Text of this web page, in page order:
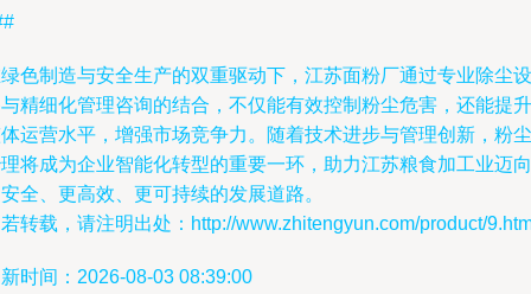
色制造与安全生产的双重驱动下，江苏面粉厂通过专业除尘设
精细化管理咨询的结合，不仅能有效控制粉尘危害，还能提升
运营水平，增强市场竞争力。随着技术进步与管理创新，粉尘
将成为企业智能化转型的重要一环，助力江苏粮食加工业迈向
全、更高效、更可持续的发展道路。
转载，请注明出处：http://www.zhitengyun.com/product/
时间：2026-08-03 08:39:00